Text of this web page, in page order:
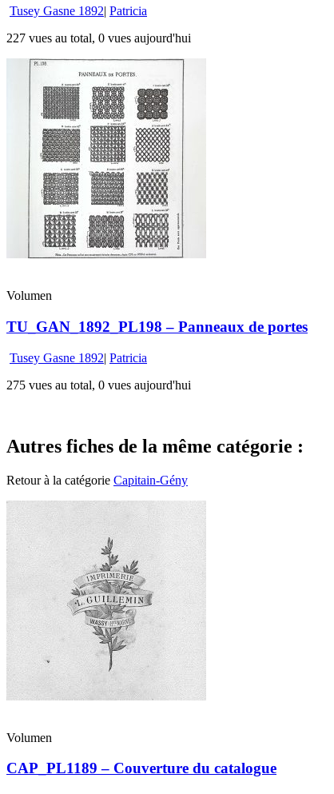
Tusey Gasne 1892 Patricia
227 vues au total, 0 vues aujourd'hui
Volumen
TU_GAN_1892_PL198 – Panneaux de portes
Tusey Gasne 1892| Patricia
275 vues au total, 0 vues aujourd'hui
Autres fiches de la même catégorie :
Retour à la catégorie Capitain-Gény
Volumen
CAP_PL1189 – Couverture du catalogue